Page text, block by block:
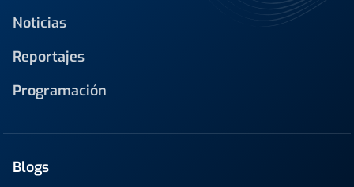
Noticias
Reportajes
Programación
Blogs